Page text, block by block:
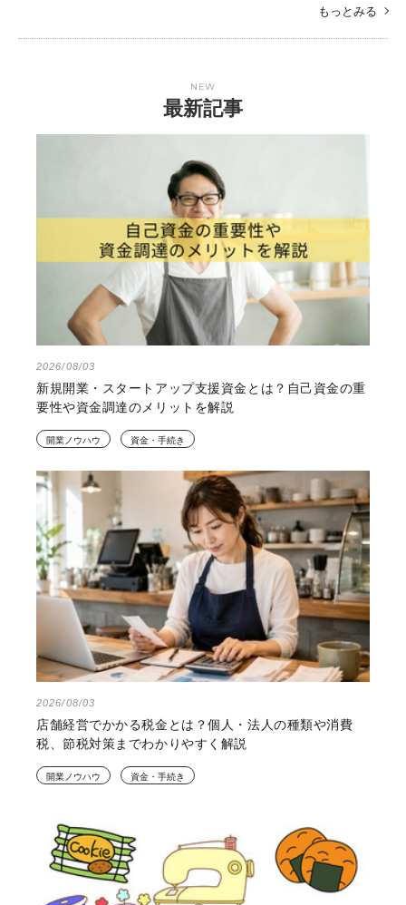
もっとみる
NEW
最新記事
2026/08/03
新規開業・スタートアップ支援資金とは？自己資金の重
要性や資金調達のメリットを解説
開業ノウハウ 資金・手続き
2026/08/03
店舗経営でかかる税金とは？個人・法人の種類や消費
税、節税対策までわかりやすく解説
開業ノウハウ 資金・手続き